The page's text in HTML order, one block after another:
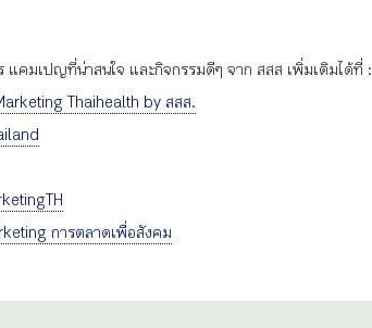
แคมเปญที่น่าสนใจ และกิจกรรมดีๆ จาก สสส เพิ่มเติมได้ที่ :
Thaihealth by สสส.
การตลาดเพื่อสังคม